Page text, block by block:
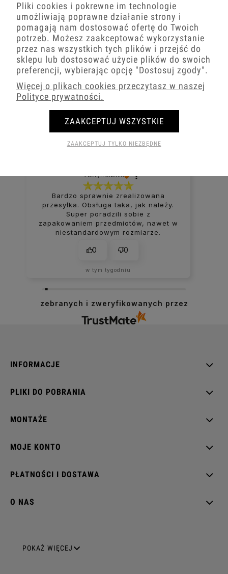
Okrągła Z Żarówką Gu10 10W Zimna
67,99 zł
− +
5.0
Ocena
1724opiniiz całego okresu
Jak zbieramy opinie?
zweryfikowano
Bardzo sprawnie zrealizowana
przesyłka. Obsługa taka, jak należy.
Super poradzili sobie z
zapakowaniem przedmiotów, nawet w
niestandardowym rozmiarze.
0 0
w tym tygodniu
zebranych i zweryfikowanych przez
INFORMACJE
PLIKI DO POBRANIA
MONTAŻE
MOJE KONTO
PŁATNOŚCI I DOSTAWA
O NAS
GNIAZDA ELEKTRYCZNE
POKAŻ WIĘCEJ
Pliki cookies i pokrewne im technologie
umożliwiają poprawne działanie strony i
pomagają nam dostosować ofertę do Twoich
potrzeb. Możesz zaakceptować wykorzystanie
przez nas wszystkich tych plików i przejść do
sklepu lub dostosować użycie plików do swoich
preferencji, wybierając opcję "Dostosuj zgody".
Więcej o plikach cookies przeczytasz w naszej
Polityce prywatności.
ZAAKCEPTUJ TYLKO NIEZBĘDNE
ZAAKCEPTUJ WSZYSTKIE